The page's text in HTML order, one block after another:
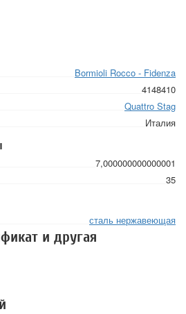
Bormioli Rocco - Fidenza
4148410
Quattro Stag
Италия
7,000000000000001
35
сталь нержавеющая
и другая